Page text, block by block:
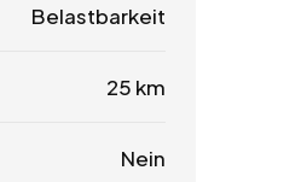
Belastbarkeit
25 km
Nein